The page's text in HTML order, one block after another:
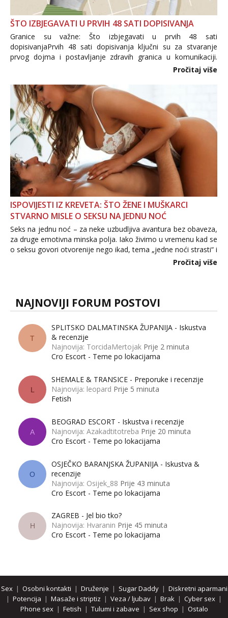
ŠTO IZBJEGAVATI U PRVIH 48 SATI DOPISIVANJA
Granice su važne: Što izbjegavati u prvih 48 sati
dopisivanjaPrvih 48 sati dopisivanja ključni su za stvaranje
prvog dojma i postavljanje zdravih granica u komunikaciji.
Važno je izbjeći prebrzo otkrivanje osobnih ili intimnih
informacija, jer nepoznata osoba još nije zaslužila to
povjerenje. Takođe...
Pročitaj više
ISPOVIJESTI IZ KREVETA: ŠTO ŽENE I MUŠKARCI
STVARNO MISLE O SEKSU NA JEDNU NOĆ
Seks na jednu noć – za neke uzbudljiva avantura bez obaveza,
za druge emotivna minska polja. Iako živimo u vremenu kad se
o seksu govori otvorenije nego ikad, tema „jedne noći strasti“ i
dalje izaziva burne rasprave. Što zapravo misle žene, a što
Pročitaj više
NAJNOVIJI FORUM POSTOVI
T
SPLITSKO DALMATINSKA ŽUPANIJA - Iskustva
& recenzije
Najnovija: TorcidaMertojak Prije 2 minuta
Cro Escort - Teme po lokacijama
L
SHEMALE & TRANSICE - Preporuke i recenzije
Najnovija: leopard Prije 5 minuta
Fetish
A
BEOGRAD ESCORT - Iskustva i recenzije
Najnovija: Azakadtitotreba Prije 20 minuta
Cro Escort - Teme po lokacijama
O
OSJEČKO BARANJSKA ŽUPANIJA - Iskustva &
recenzije
Najnovija: Osijek_88 Prije 43 minuta
Cro Escort - Teme po lokacijama
H
ZAGREB - Jel bio tko?
Najnovija: Hvaranin Prije 45 minuta
Cro Escort - Teme po lokacijama
Sex| Osobni kontakti | Druženje | Sugar Daddy| Diskretni aparmani
| Potencija | Masaže i striptiz | Veza / ljubav | Brak | Cyber sex |
Phone sex| Fetish | Tulumi i zabave | Sex shop | Ostalo